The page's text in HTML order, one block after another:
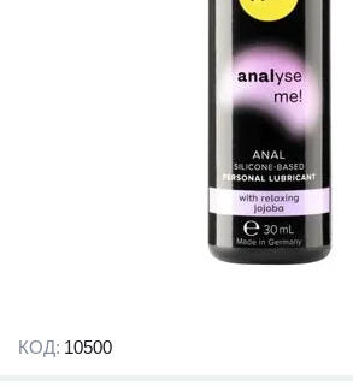
КОД: 10500